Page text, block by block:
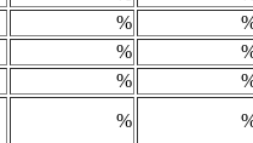
%
%
%
%